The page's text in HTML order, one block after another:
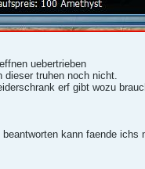
uebertrieben
truhen noch nicht.
erf gibt wozu
kann faende ichs